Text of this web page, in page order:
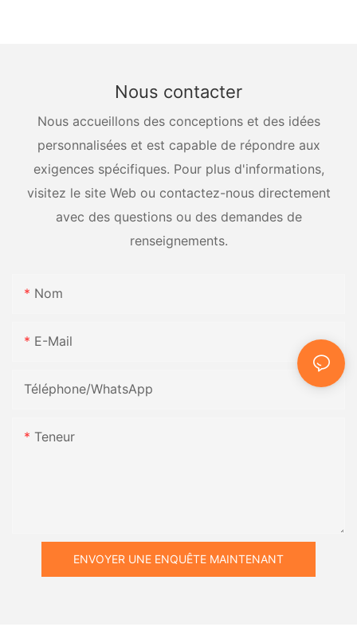
Nous contacter
Nous accueillons des conceptions et des idées
personnalisées et est capable de répondre aux
exigences spécifiques. Pour plus d'informations,
visitez le site Web ou contactez-nous directement
avec des questions ou des demandes de
renseignements.
Nom
E-Mail
Téléphone/WhatsApp
Teneur
ENVOYER UNE ENQUÊTE MAINTENANT